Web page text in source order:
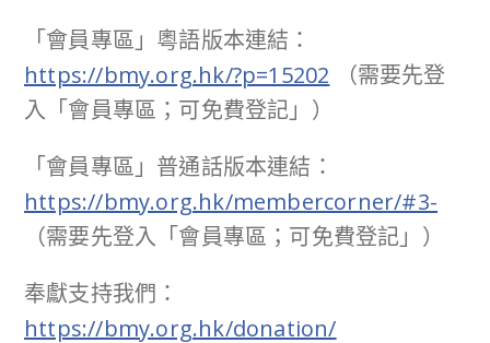
「會員專區」粵語版本連結：
https://bmy.org.hk/?p=15202 （需要先登
入「會員專區；可免費登記」）
「會員專區」普通話版本連結：
https://bmy.org.hk/membercorner/#3-
（需要先登入「會員專區；可免費登記」）
奉獻支持我們：
https://bmy.org.hk/donation/